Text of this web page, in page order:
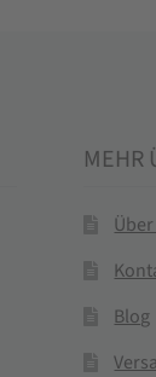
Blog